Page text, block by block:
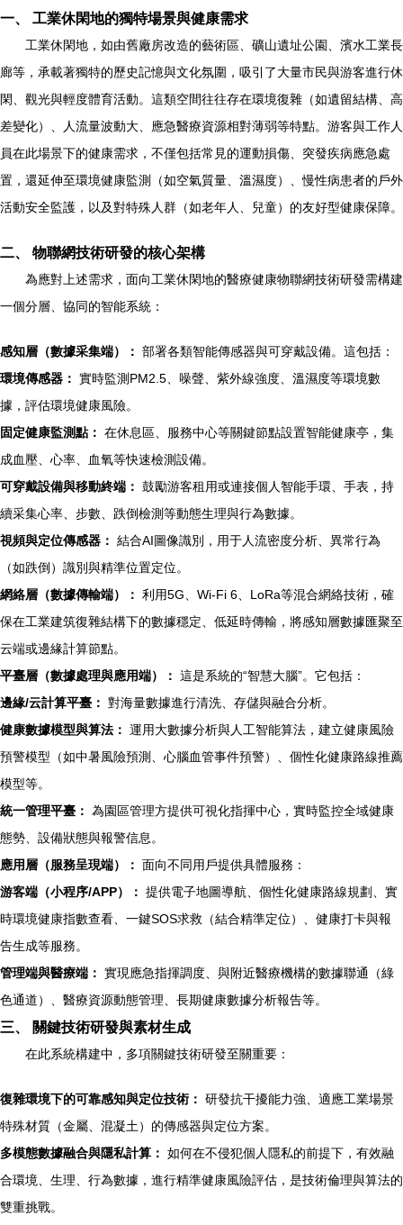
一、 工業休閑地的獨特場景與健康需求
工業休閑地，如由舊廠房改造的藝術區、礦山遺址公園、濱水工業長
廊等，承載著獨特的歷史記憶與文化氛圍，吸引了大量市民與游客進行休
閑、觀光與輕度體育活動。這類空間往往存在環境復雜（如遺留結構、高
差變化）、人流量波動大、應急醫療資源相對薄弱等特點。游客與工作人
員在此場景下的健康需求，不僅包括常見的運動損傷、突發疾病應急處
置，還延伸至環境健康監測（如空氣質量、溫濕度）、慢性病患者的戶外
活動安全監護，以及對特殊人群（如老年人、兒童）的友好型健康保障。
二、 物聯網技術研發的核心架構
為應對上述需求，面向工業休閑地的醫療健康物聯網技術研發需構建
一個分層、協同的智能系統：
感知層（數據采集端）： 部署各類智能傳感器與可穿戴設備。這包括：
環境傳感器： 實時監測PM2.5、噪聲、紫外線強度、溫濕度等環境數
據，評估環境健康風險。
固定健康監測點： 在休息區、服務中心等關鍵節點設置智能健康亭，集
成血壓、心率、血氧等快速檢測設備。
可穿戴設備與移動終端： 鼓勵游客租用或連接個人智能手環、手表，持
續采集心率、步數、跌倒檢測等動態生理與行為數據。
視頻與定位傳感器： 結合AI圖像識別，用于人流密度分析、異常行為
（如跌倒）識別與精準位置定位。
網絡層（數據傳輸端）： 利用5G、Wi-Fi 6、LoRa等混合網絡技術，確
保在工業建筑復雜結構下的數據穩定、低延時傳輸，將感知層數據匯聚至
云端或邊緣計算節點。
平臺層（數據處理與應用端）： 這是系統的“智慧大腦”。它包括：
邊緣/云計算平臺： 對海量數據進行清洗、存儲與融合分析。
健康數據模型與算法： 運用大數據分析與人工智能算法，建立健康風險
預警模型（如中暑風險預測、心腦血管事件預警）、個性化健康路線推薦
模型等。
統一管理平臺： 為園區管理方提供可視化指揮中心，實時監控全域健康
態勢、設備狀態與報警信息。
應用層（服務呈現端）： 面向不同用戶提供具體服務：
游客端（小程序/APP）： 提供電子地圖導航、個性化健康路線規劃、實
時環境健康指數查看、一鍵SOS求救（結合精準定位）、健康打卡與報
告生成等服務。
管理端與醫療端： 實現應急指揮調度、與附近醫療機構的數據聯通（綠
色通道）、醫療資源動態管理、長期健康數據分析報告等。
三、 關鍵技術研發與素材生成
在此系統構建中，多項關鍵技術研發至關重要：
復雜環境下的可靠感知與定位技術： 研發抗干擾能力強、適應工業場景
特殊材質（金屬、混凝土）的傳感器與定位方案。
多模態數據融合與隱私計算： 如何在不侵犯個人隱私的前提下，有效融
合環境、生理、行為數據，進行精準健康風險評估，是技術倫理與算法的
雙重挑戰。